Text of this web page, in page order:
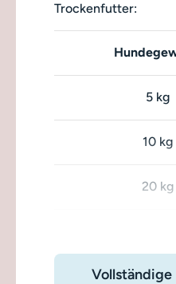
Trockenfutter:
5 kg
10 kg
20 kg
Vollständige